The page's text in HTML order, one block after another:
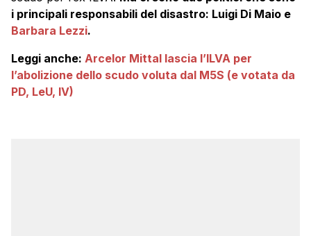
i principali responsabili del disastro: Luigi Di Maio e
Barbara Lezzi.
Leggi anche: Arcelor Mittal lascia l’ILVA per
l’abolizione dello scudo voluta dal M5S (e votata da
PD, LeU, IV)